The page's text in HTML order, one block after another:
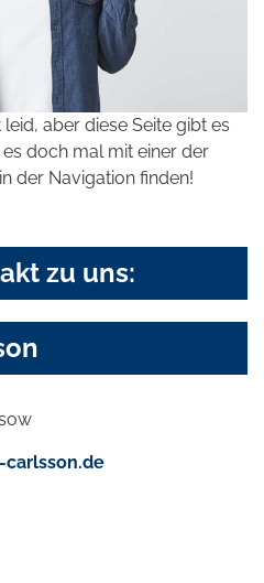
aber diese Seite gibt es
doch mal mit einer der
der Navigation finden!
zu uns:
carlsson.de